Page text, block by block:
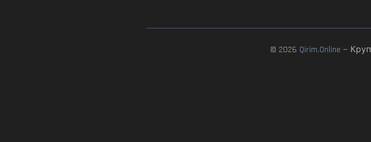
© 2026 Qirim.Online —